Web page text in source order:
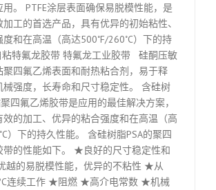
。 PTFE涂层表面确保易脱模性能，是
工的首选产品，具有优异的初始粘性、
和在高温（高达500˚F/260˚C）下的持
特氟龙胶带 特氟龙工业胶带 硅酮压敏
聚四氟乙烯表面和耐热粘合剂，易于释
械强度，长寿命和尺寸稳定性。 含硅树
四氟乙烯胶带是应用的最佳解决方案，
效的加工、优异的粘合强度和在高温（高
）下的持久性能。 含硅树脂PSA的聚四
带的性能如下。 ★良好的尺寸稳定性和
越的易脱模性能，优异的不粘性 ★从
连续工作 ★阻燃 ★高介电常数 ★机械